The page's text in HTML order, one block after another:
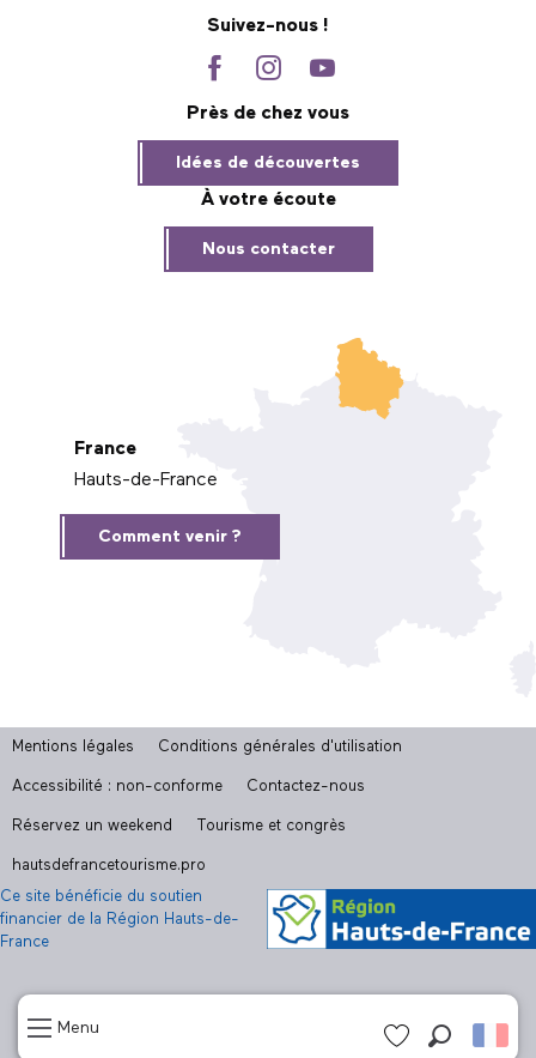
Menu
Suivez-nous !
Près de chez vous
Idées de découvertes
À votre écoute
Nous contacter
France
Hauts-de-France
Comment venir ?
Mentions légales Conditions générales d'utilisation
Accessibilité : non-conforme Contactez-nous
Réservez un weekend Tourisme et congrès
hautsdefrancetourisme.pro
Ce site bénéficie du soutien
financier de la Région Hauts-de-
France